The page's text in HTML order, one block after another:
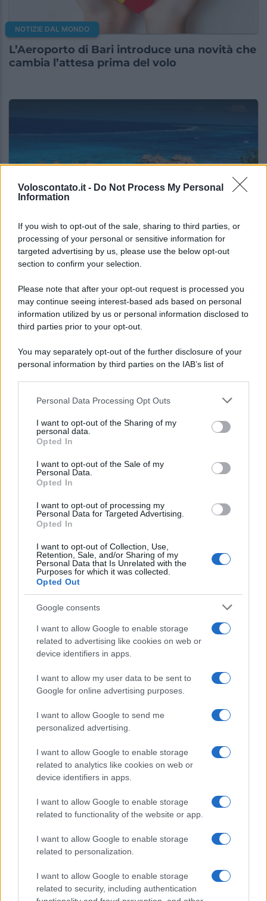
Voloscontato.it - Do Not Process My Personal
Information
If you wish to opt-out of the sale, sharing to third parties, or
processing of your personal or sensitive information for
targeted advertising by us, please use the below opt-out
section to confirm your selection.
Please note that after your opt-out request is processed you
may continue seeing interest-based ads based on personal
information utilized by us or personal information disclosed to
third parties prior to your opt-out.
You may separately opt-out of the further disclosure of your
personal information by third parties on the IAB’s list of
This information may also be disclosed by us to third parties
disclose it to other third parties.
Please note that this website/app uses one or more Google
services and may gather and store information including but
not limited to your visit or usage behaviour. You may click to
grant or deny consent to Google and its third-party tags to
consent section.
Personal Data Processing Opt Outs
I want to opt-out of the Sharing of my
personal data.
Opted In
I want to opt-out of the Sale of my
Personal Data.
Opted In
I want to opt-out of processing my
Personal Data for Targeted Advertising.
Opted In
I want to opt-out of Collection, Use,
Retention, Sale, and/or Sharing of my
Personal Data that Is Unrelated with the
Purposes for which it was collected.
Opted Out
Google consents
I want to allow Google to enable storage
related to advertising like cookies on web or
device identifiers in apps.
I want to allow my user data to be sent to
Google for online advertising purposes.
I want to allow Google to send me
personalized advertising.
I want to allow Google to enable storage
related to analytics like cookies on web or
device identifiers in apps.
I want to allow Google to enable storage
related to functionality of the website or app.
I want to allow Google to enable storage
related to personalization.
I want to allow Google to enable storage
related to security, including authentication
NOTIZIE DAL MONDO
L’Aeroporto di Bari introduce una novità che
cambia l’attesa prima del volo
NOTIZIE DAL MONDO
Se il budget non è un problema, queste sono
le mete di lusso che fanno sognare nel 2026
Lo sapevi che...
conquista con un lago davvero
speciale
Il cammino italiano che tutti possono
fare in un giorno conquista sempre più
viaggiatori
Il 12 agosto il cielo cambierà volto:
l’eclissi che mancava dal 1999 sarà
CHI
SIAMO
PARTNERSHIP E
ACCREDITAMENTI
© 2026 - VOLOSCONTATO CONSIGLI E DIARI DI VIAGGIO - P.IVA
04827280654 – TESTATA REGISTRATA AL TRIBUNALE DI NOCERA
INFERIORE N. 3/2026 – REG. N. 1894/2026 ISCRIZIONE AL ROC N.
35792 – ISCRITTA ALL’ANSO (ASSOCIAZIONE NAZIONALE STAMPA
ONLINE)
MAPPA DEL SITO